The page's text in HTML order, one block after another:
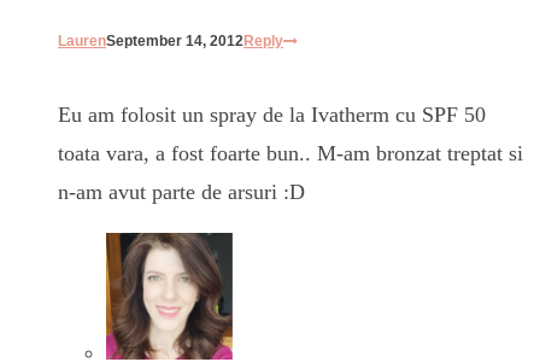
LaurenSeptember 14, 2012Reply
Eu am folosit un spray de la Ivatherm cu SPF 50
toata vara, a fost foarte bun.. M-am bronzat treptat si
n-am avut parte de arsuri :D